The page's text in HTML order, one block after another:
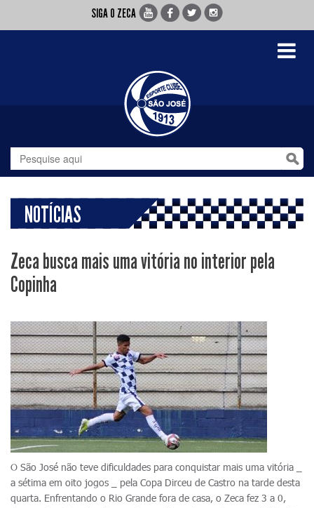
SIGA O ZECA
Toggle
NOTÍCIAS
Zeca busca mais uma vitória no interior pela
Copinha
O São José não teve dificuldades para conquistar mais uma vitória _
a sétima em oito jogos _ pela Copa Dirceu de Castro na tarde desta
quarta. Enfrentando o Rio Grande fora de casa, o Zeca fez 3 a 0,